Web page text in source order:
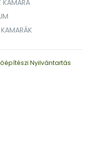
KAMARA
Nyilvántartás